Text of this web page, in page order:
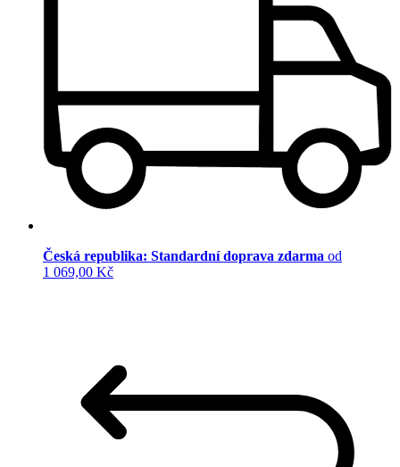
Česká republika: Standardní doprava zdarma od
1 069,00 Kč